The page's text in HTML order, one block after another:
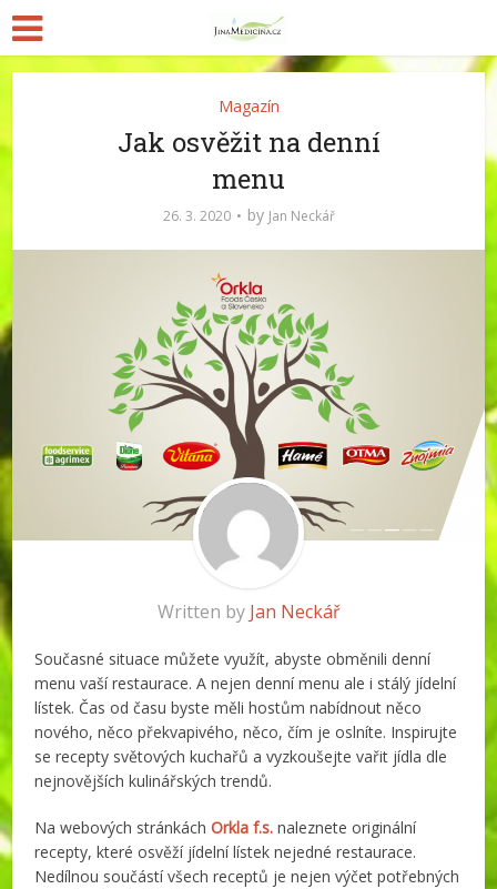
Magazín
Jak osvěžit na denní
menu
26. 3. 2020 by Jan Neckář
Written by Jan Neckář
Současné situace můžete využít, abyste obměnili denní
menu vaší restaurace. A nejen denní menu ale i stálý jídelní
lístek. Čas od času byste měli hostům nabídnout něco
nového, něco překvapivého, něco, čím je oslníte. Inspirujte
se recepty světových kuchařů a vyzkoušejte vařit jídla dle
nejnovějších kulinářských trendů.
Na webových stránkáchOrkla f.s. naleznete originální
recepty, které osvěží jídelní lístek nejedné restaurace.
Nedílnou součástí všech receptů je nejen výčet potřebných